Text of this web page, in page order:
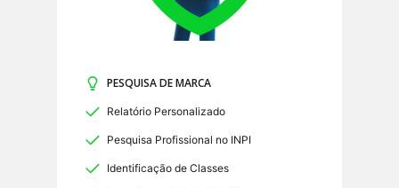
PESQUISA DE MARCA
Relatório Personalizado
Pesquisa Profissional no INPI
Identificação de Classes